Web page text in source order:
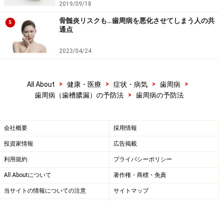
「口臭・オーラルケア」
※記事内容は執筆時点のものです。最新の内容をご確認くださ
い。
※当サイトにおける医師・医療従事者等による情報の提供は、診
断・治療行為ではありません。診断・治療を必要とする方は、適
のではありません。当サイトで提供する情報に基づいて被ったい
かなる損害についても、当社、各ガイド、その他当社と契約した
2019/09/18
5
骨髄炎リスクも…歯周病を悪化させてしまう人の共
通点
2023/04/24
All About > 健康・医療 > 症状・病気 > 歯周病
>
歯周病（歯槽膿漏）の予防法
> 歯周病の予防法
会社概要 採用情報
投資家情報 広告掲載
利用規約 プライバシーポリシー
All Aboutについて 著作権・商標・免責
当サイトの情報についての注意 サイトマップ